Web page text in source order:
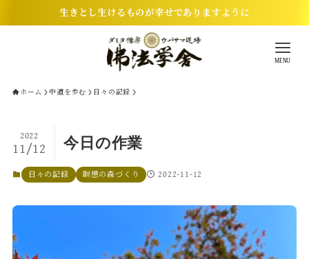
生きとし生けるものが幸せでありますように
MENU
ホーム 中道を歩む 日々の記録
今日の作業
2022
11/12
日々の記録 瞑想の森づくり 2022-11-12